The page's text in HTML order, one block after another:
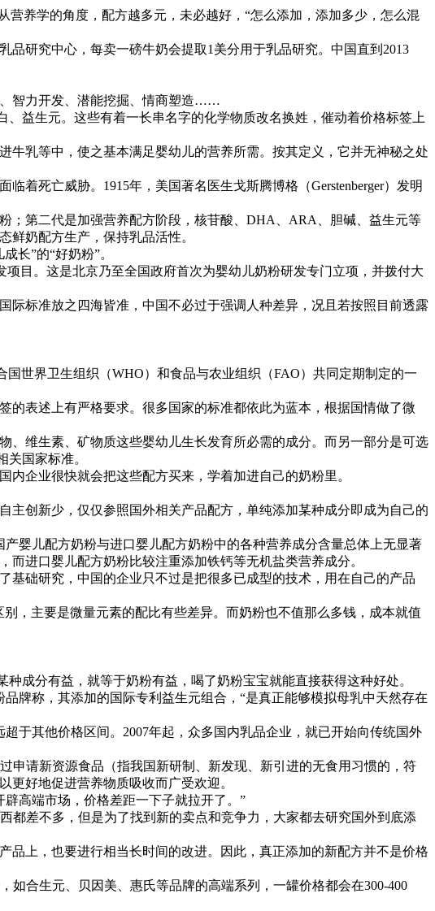
养学的角度，配方越多元，未必越好，“怎么添加，添加多少，怎么混
研究中心，每卖一磅牛奶会提取1美分用于乳品研究。中国直到2013
智力开发、潜能挖掘、情商塑造……
益生元。这些有着一长串名字的化学物质改名换姓，催动着价格标签上
乳等中，使之基本满足婴幼儿的营养所需。按其定义，它并无神秘之处
死亡威胁。1915年，美国著名医生戈斯腾博格（Gerstenberger）发明
第二代是加强营养配方阶段，核苷酸、DHA、ARA、胆碱、益生元等
鲜奶配方生产，保持乳品活性。
长”的“好奶粉”。
目。这是北京乃至全国政府首次为婴幼儿奶粉研发专门立项，并拨付大
标准放之四海皆准，中国不必过于强调人种差异，况且若按照目前透露
世界卫生组织（WHO）和食品与农业组织（FAO）共同定期制定的一
表述上有严格要求。很多国家的标准都依此为蓝本，根据国情做了微
维生素、矿物质这些婴幼儿生长发育所必需的成分。而另一部分是可选
国家标准。
企业很快就会把这些配方买来，学着加进自己的奶粉里。
创新少，仅仅参照国外相关产品配方，单纯添加某种成分即成为自己的
婴儿配方奶粉与进口婴儿配方奶粉中的各种营养成分含量总体上无显著
进口婴儿配方奶粉比较注重添加铁钙等无机盐类营养成分。
础研究，中国的企业只不过是把很多已成型的技术，用在自己的产品
主要是微量元素的配比有些差异。而奶粉也不值那么多钱，成本就值
成分有益，就等于奶粉有益，喝了奶粉宝宝就能直接获得这种好处。
称，其添加的国际专利益生元组合，“是真正能够模拟母乳中天然存在
其他价格区间。2007年起，众多国内乳品企业，就已开始向传统国外
请新资源食品（指我国新研制、新发现、新引进的无食用习惯的，符
好地促进营养物质吸收而广受欢迎。
高端市场，价格差距一下子就拉开了。”
差不多，但是为了找到新的卖点和竞争力，大家都去研究国外到底添
上，也要进行相当长时间的改进。因此，真正添加的新配方并不是价格
合生元、贝因美、惠氏等品牌的高端系列，一罐价格都会在300-400